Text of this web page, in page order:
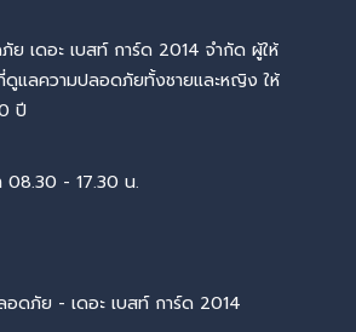
เดอะ เบสท์ การ์ด 2014 จำกัด ผู้ให้
ที่ดูแลความปลอดภัยทั้งชายและหญิง ให้
ปี
08.30 - 17.30 น.
ดภัย - เดอะ เบสท์ การ์ด 2014